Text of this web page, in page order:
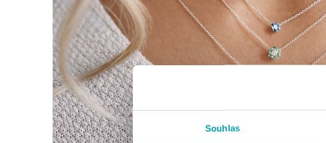
Souhlas